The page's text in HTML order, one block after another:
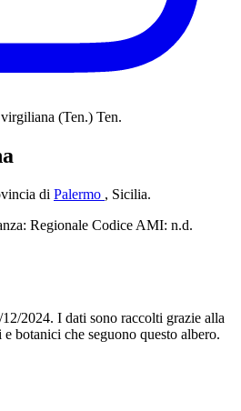
(Ten.) Ten.
di Palermo , Sicilia.
Regionale Codice AMI: n.d.
2024. I dati sono raccolti grazie alla
botanici che seguono questo albero.